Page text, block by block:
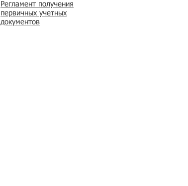
Регламент получения
первичных учетных
документов